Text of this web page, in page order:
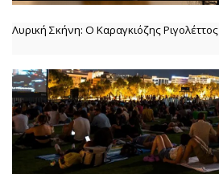
Λυρική Σκήνη: Ο Καραγκιόζης Ριγολέττος